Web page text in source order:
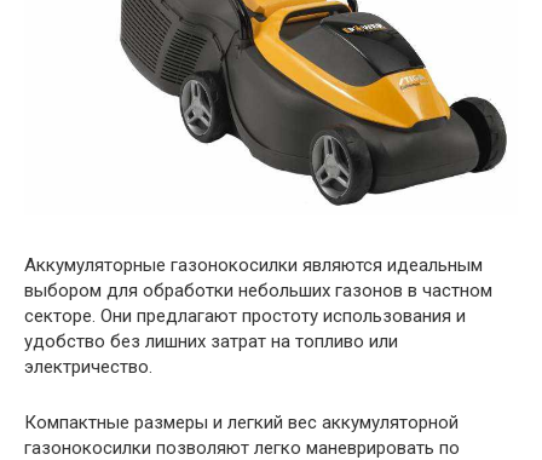
Аккумуляторные газонокосилки являются идеальным
выбором для обработки небольших газонов в частном
секторе. Они предлагают простоту использования и
удобство без лишних затрат на топливо или
электричество.
Компактные размеры и легкий вес аккумуляторной
газонокосилки позволяют легко маневрировать по